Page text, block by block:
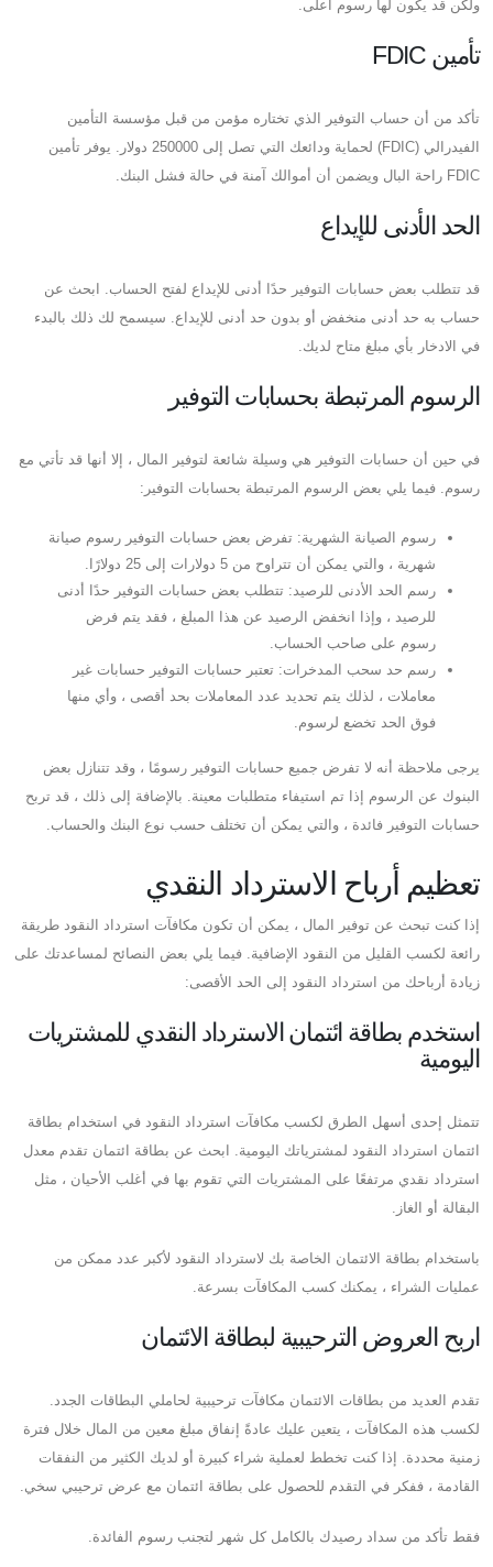
ولكن قد يكون لها رسوم أعلى.
تأمين FDIC
تأكد من أن حساب التوفير الذي تختاره مؤمن من قبل مؤسسة التأمين
الفيدرالي (FDIC) لحماية ودائعك التي تصل إلى 250000 دولار. يوفر تأمين
FDIC راحة البال ويضمن أن أموالك آمنة في حالة فشل البنك.
الحد الأدنى للإيداع
قد تتطلب بعض حسابات التوفير حدًا أدنى للإيداع لفتح الحساب. ابحث عن
حساب به حد أدنى منخفض أو بدون حد أدنى للإيداع. سيسمح لك ذلك بالبدء
في الادخار بأي مبلغ متاح لديك.
الرسوم المرتبطة بحسابات التوفير
في حين أن حسابات التوفير هي وسيلة شائعة لتوفير المال ، إلا أنها قد تأتي مع
رسوم. فيما يلي بعض الرسوم المرتبطة بحسابات التوفير:
رسوم الصيانة الشهرية: تفرض بعض حسابات التوفير رسوم صيانة
شهرية ، والتي يمكن أن تتراوح من 5 دولارات إلى 25 دولارًا.
رسم الحد الأدنى للرصيد: تتطلب بعض حسابات التوفير حدًا أدنى
للرصيد ، وإذا انخفض الرصيد عن هذا المبلغ ، فقد يتم فرض
رسوم على صاحب الحساب.
رسم حد سحب المدخرات: تعتبر حسابات التوفير حسابات غير
معاملات ، لذلك يتم تحديد عدد المعاملات بحد أقصى ، وأي منها
فوق الحد تخضع لرسوم.
يرجى ملاحظة أنه لا تفرض جميع حسابات التوفير رسومًا ، وقد تتنازل بعض
البنوك عن الرسوم إذا تم استيفاء متطلبات معينة. بالإضافة إلى ذلك ، قد تربح
حسابات التوفير فائدة ، والتي يمكن أن تختلف حسب نوع البنك والحساب.
تعظيم أرباح الاسترداد النقدي
إذا كنت تبحث عن توفير المال ، يمكن أن تكون مكافآت استرداد النقود طريقة
رائعة لكسب القليل من النقود الإضافية. فيما يلي بعض النصائح لمساعدتك على
زيادة أرباحك من استرداد النقود إلى الحد الأقصى:
استخدم بطاقة ائتمان الاسترداد النقدي للمشتريات
اليومية
تتمثل إحدى أسهل الطرق لكسب مكافآت استرداد النقود في استخدام بطاقة
ائتمان استرداد النقود لمشترياتك اليومية. ابحث عن بطاقة ائتمان تقدم معدل
استرداد نقدي مرتفعًا على المشتريات التي تقوم بها في أغلب الأحيان ، مثل
البقالة أو الغاز.
باستخدام بطاقة الائتمان الخاصة بك لاسترداد النقود لأكبر عدد ممكن من
عمليات الشراء ، يمكنك كسب المكافآت بسرعة.
اربح العروض الترحيبية لبطاقة الائتمان
تقدم العديد من بطاقات الائتمان مكافآت ترحيبية لحاملي البطاقات الجدد.
لكسب هذه المكافآت ، يتعين عليك عادةً إنفاق مبلغ معين من المال خلال فترة
زمنية محددة. إذا كنت تخطط لعملية شراء كبيرة أو لديك الكثير من النفقات
القادمة ، ففكر في التقدم للحصول على بطاقة ائتمان مع عرض ترحيبي سخي.
فقط تأكد من سداد رصيدك بالكامل كل شهر لتجنب رسوم الفائدة.